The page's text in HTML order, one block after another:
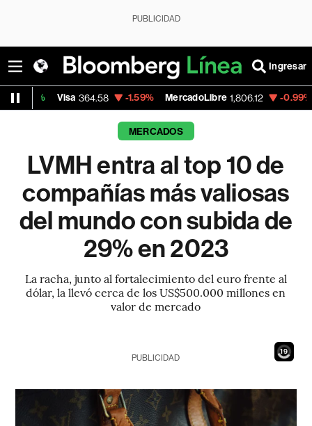
PUBLICIDAD
Ingresar
364.58 -1.59% MercadoLibre 1,806.12 -0.99% Banco de
MERCADOS
LVMH entra al top 10 de
compañías más valiosas
del mundo con subida de
29% en 2023
La racha, junto al fortalecimiento del euro frente al
dólar, la llevó cerca de los US$500.000 millones en
valor de mercado
17
PUBLICIDAD